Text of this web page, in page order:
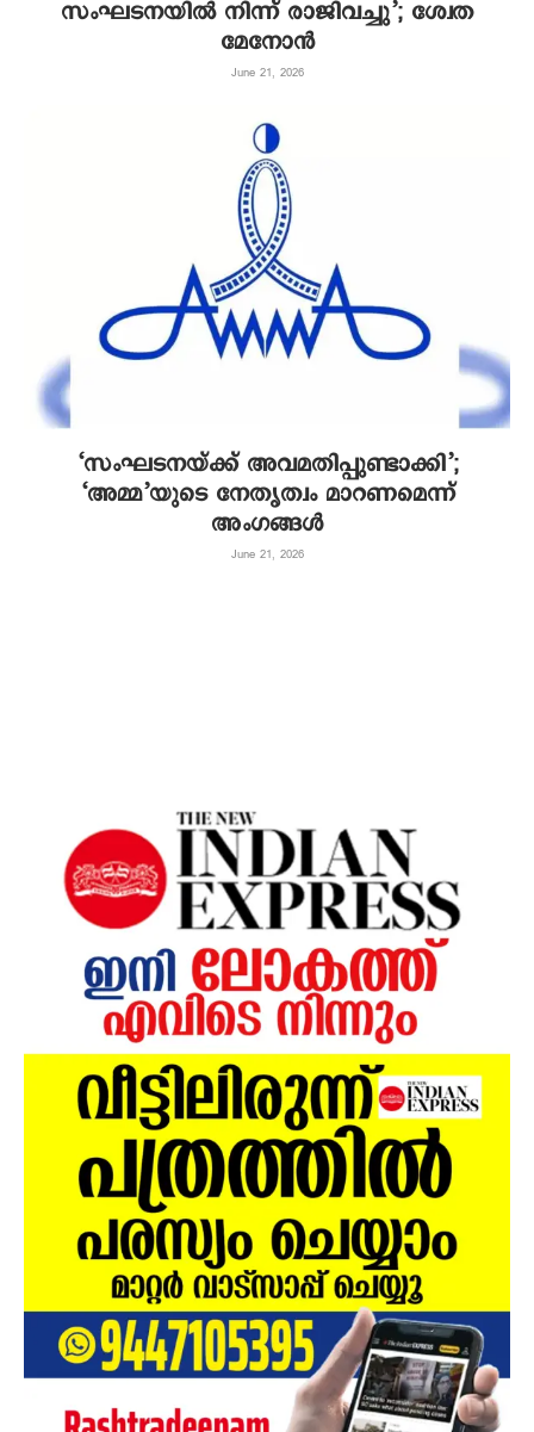
സംഘടനയില്‍ നിന്ന് രാജിവച്ചു’; ശ്വേത
മേനോന്‍
June 21, 2026
‘സംഘടനയ്ക്ക് അവമതിപ്പുണ്ടാക്കി’;
‘അമ്മ’യുടെ നേതൃത്വം മാറണമെന്ന്
അംഗങ്ങൾ
June 21, 2026